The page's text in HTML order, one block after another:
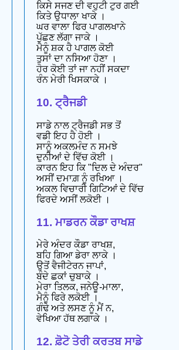
ਕਿਸੇ ਸਜਣ ਦੀ ਵਹੁਟੀ ਟੁਰ ਗਈ
ਕਿਤੇ ਉਧਾਲਾ ਖਾਕੇ ।
ਘਰ ਵਾਲਾ ਫਿਰ ਪਾਗਲਖਾਨੇ
ਪੁੱਛਣ ਲੱਗਾ ਜਾਕੇ ।
ਮੈਨੂੰ ਸ਼ਕ ਹੈ ਪਾਗਲ ਕੋਈ
ਤੁਸਾਂ ਦਾ ਨਸਿਆ ਹੋਣਾ ।
ਹੋਰ ਕੋਈ ਤਾਂ ਜਾ ਨਹੀਂ ਸਕਦਾ
ਰੰਨ ਮੇਰੀ ਖਿਸਕਾਕੇ ।
10. ਟ੍ਰੈਜਡੀ
ਸਾਡੇ ਨਾਲ ਟ੍ਰੈਜਡੀ ਸਭ ਤੋਂ
ਵਡੀ ਇਹ ਹੈ ਹੋਈ ।
ਸਾਨੂੰ ਅਕਲਮੰਦ ਨ ਸਮਝੇ
ਦੁਨੀਆਂ ਦੇ ਵਿੱਚ ਕੋਈ ।
ਕਾਰਨ ਇਹ ਕਿ "ਦਿਲ ਦੇ ਅੰਦਰ"
ਅਸੀਂ ਦਮਾਗ਼ ਨੂੰ ਰਖਿਆ ।
ਅਕਲ ਵਿਚਾਰੀ ਗਿਟਿਆਂ ਦੇ ਵਿੱਚ
ਫਿਰਦੇ ਅਸੀਂ ਲਕੋਈ ।
11. ਮਾਡਰਨ ਕੌਡਾ ਰਾਖਸ਼
ਮੇਰੇ ਅੰਦਰ ਕੌਡਾ ਰਾਖਸ਼,
ਬਹਿ ਗਿਆ ਡੇਰਾ ਲਾਕੇ ।
ਉਤੋਂ ਵੈਜੀਟੇਰਨ ਜਾਪਾਂ,
ਬੰਦੇ ਛਕਾਂ ਚੁਬਾਕੇ ।
ਮੇਰਾ ਤਿਲਕ, ਜਨੇਊ-ਮਾਲਾ,
ਮੈਨੂੰ ਫਿਰੇ ਲਕੋਈ ।
ਗੰਢੇ ਅਤੇ ਲਸਣ ਨੂੰ ਮੈਂ ਨ,
ਵੇਖਿਆ ਹੱਥ ਲਗਾਕੇ ।
12. ਫ਼ੋਟੋ ਤੇਰੀ ਕਰਤਬ ਸਾਡੇ